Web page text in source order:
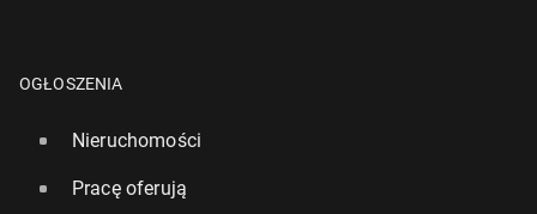
OGŁOSZENIA
Nieruchomości
Pracę oferują